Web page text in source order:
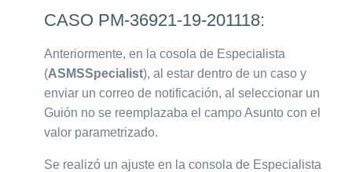
CASO PM-36921-19-201118:
Anteriormente, en la cosola de Especialista
(ASMSSpecialist), al estar dentro de un caso y
enviar un correo de notificación, al seleccionar un
Guión no se reemplazaba el campo Asunto con el
valor parametrizado.
Se realizó un ajuste en la consola de Especialista